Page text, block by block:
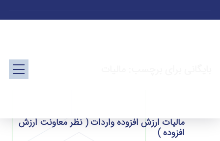
مالیات ارزش افزوده واردات ( نظر معاونت ارزش
افزوده )